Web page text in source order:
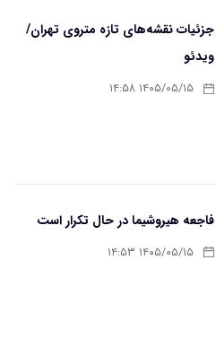
جزئیات نقشه‌های تازه متروی تهران/
ویدئو
۱۴۰۵/۰۵/۱۵ ۱۴:۵۸
فاجعه هیروشیما در حال تکرار است
۱۴۰۵/۰۵/۱۵ ۱۴:۵۳